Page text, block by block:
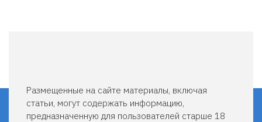
Размещенные на сайте материалы, включая
статьи, могут содержать информацию,
предназначенную для пользователей старше 18